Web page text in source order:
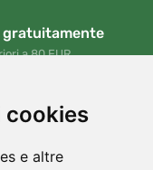
cookies
e altre
gratuitamente
a 80 EUR
in qualsiasi momento